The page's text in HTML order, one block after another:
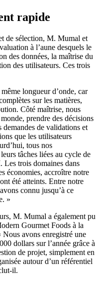
rapide
de sélection, M. Mumal et
à l’aune desquels le
des données, la maîtrise du
des utilisateurs. Ces trois
longueur d’onde, car
sur les matières,
Côté maîtrise, nous
prendre des décisions
demandes de validations et
que les utilisateurs
tous nos
tâches liées au cycle de
trois domaines dans
économies, accroître notre
été atteints. Entre notre
connu jusqu’à ce
»
M. Mumal a également pu
Gourmet Foods à la
avons enregistré une
dollars sur l’année grâce à
de projet, simplement en
autour d’un référentiel
il.